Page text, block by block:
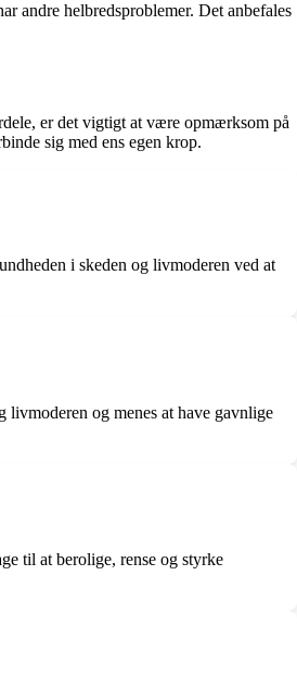
andre helbredsproblemer. Det anbefales
er det vigtigt at være opmærksom på
sig med ens egen krop.
i skeden og livmoderen ved at
og menes at have gavnlige
til at berolige, rense og styrke